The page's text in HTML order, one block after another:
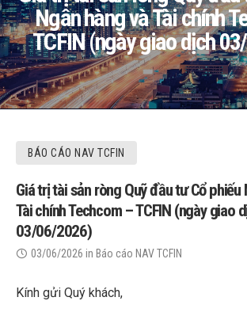
Ngân hàng và Tài chính
TCFIN (ngày giao dịch
BÁO CÁO NAV TCFIN
Giá trị tài sản ròng Quỹ đầu tư Cổ phiếu
Tài chính Techcom – TCFIN (ngày giao
03/06/2026)
03/06/2026 in Báo cáo NAV TCFIN
Kính gửi Quý khách,